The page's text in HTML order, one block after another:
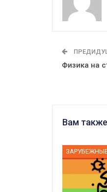
Физика на
Вам